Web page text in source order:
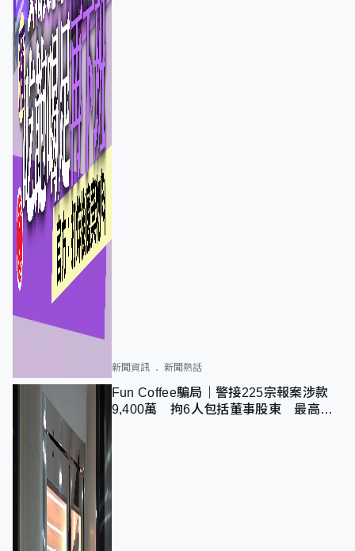
新聞資訊 新聞熱話
Fun Coffee騙局｜警接225宗報案涉款
9,400萬 拘6人包括董事股東 最高金